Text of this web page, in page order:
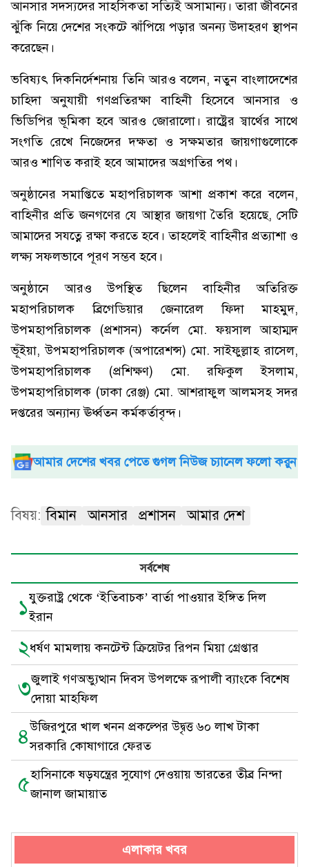
আনসার সদস্যদের সাহসিকতা সত্যিই অসামান্য। তারা জীবনের
ঝুঁকি নিয়ে দেশের সংকটে ঝাঁপিয়ে পড়ার অনন্য উদাহরণ স্থাপন
করেছেন।
ভবিষ্যৎ দিকনির্দেশনায় তিনি আরও বলেন, নতুন বাংলাদেশের
চাহিদা অনুযায়ী গণপ্রতিরক্ষা বাহিনী হিসেবে আনসার ও
ভিডিপির ভূমিকা হবে আরও জোরালো। রাষ্ট্রের স্বার্থের সাথে
সংগতি রেখে নিজেদের দক্ষতা ও সক্ষমতার জায়গাগুলোকে
আরও শাণিত করাই হবে আমাদের অগ্রগতির পথ।
অনুষ্ঠানের সমাপ্তিতে মহাপরিচালক আশা প্রকাশ করে বলেন,
বাহিনীর প্রতি জনগণের যে আস্থার জায়গা তৈরি হয়েছে, সেটি
আমাদের সযত্নে রক্ষা করতে হবে। তাহলেই বাহিনীর প্রত্যাশা ও
লক্ষ্য সফলভাবে পূরণ সম্ভব হবে।
অনুষ্ঠানে আরও উপস্থিত ছিলেন বাহিনীর অতিরিক্ত
মহাপরিচালক ব্রিগেডিয়ার জেনারেল ফিদা মাহমুদ,
উপমহাপরিচালক (প্রশাসন) কর্নেল মো. ফয়সাল আহাম্মদ
ভূঁইয়া, উপমহাপরিচালক (অপারেশন্স) মো. সাইফুল্লাহ রাসেল,
উপমহাপরিচালক (প্রশিক্ষণ) মো. রফিকুল ইসলাম,
উপমহাপরিচালক (ঢাকা রেঞ্জ) মো. আশরাফুল আলমসহ সদর
দপ্তরের অন্যান্য ঊর্ধ্বতন কর্মকর্তাবৃন্দ।
আমার দেশের খবর পেতে গুগল নিউজ চ্যানেল ফলো করুন
বিষয়: বিমান আনসার প্রশাসন আমার দেশ
সর্বশেষ
১যুক্তরাষ্ট্র থেকে ‘ইতিবাচক’ বার্তা পাওয়ার ইঙ্গিত দিল
ইরান
২ধর্ষণ মামলায় কনটেন্ট ক্রিয়েটর রিপন মিয়া গ্রেপ্তার
৩জুলাই গণঅভ্যুত্থান দিবস উপলক্ষে রূপালী ব্যাংকে বিশেষ
দোয়া মাহফিল
৪উজিরপুরে খাল খনন প্রকল্পের উদ্বৃত্ত ৬০ লাখ টাকা
সরকারি কোষাগারে ফেরত
৫হাসিনাকে ষড়যন্ত্রের সুযোগ দেওয়ায় ভারতের তীব্র নিন্দা
জানাল জামায়াত
এলাকার খবর